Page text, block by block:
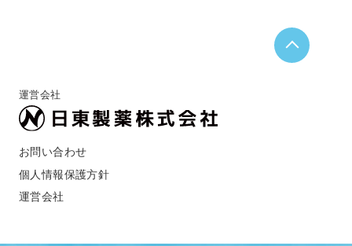
運営会社
お問い合わせ
個人情報保護方針
運営会社